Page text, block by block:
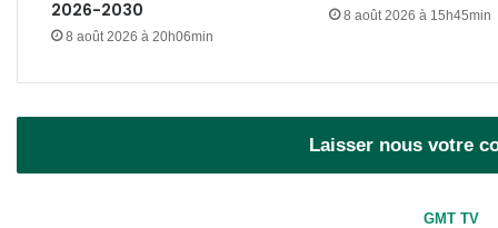
2026-2030
8 août 2026 à 20h06min
8 août 2026 à 15h45min
Laisser nous votre
GMT TV